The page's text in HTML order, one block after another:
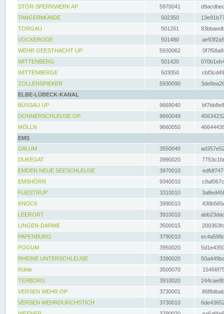
STÖR-SPERRWERK AP 5970041
TANGERMÜNDE
502350
TORGAU
501261
VOCKERODE
501480
WEHR GEESTHACHT UP
5930062
WITTENBERG
501420
WITTENBERGE
503050
ZOLLENSPIEKER
5930090
ELBE-LÜBECK-KANAL
BÜSSAU UP
9669040
DONNERSCHLEUSE OP
9660049
MÖLLN
9660050
EMS
DALUM
3550040
DUKEGAT
3990020
EMDEN NEUE SEESCHLEUSE
3970010
EMSHÖRN
9340010
FUESTRUP
3310010
KNOCK
3990010
LEERORT
3910010
LINGEN-DARME
3500015
PAPENBURG
3790010
POGUM
3950020
RHEINE UNTERSCHLEUSE
3390020
Rühle
3500070
TERBORG
3910020
VERSEN WEHR OP
3730001
VERSEN WEHRDURCHSTICH
3730010